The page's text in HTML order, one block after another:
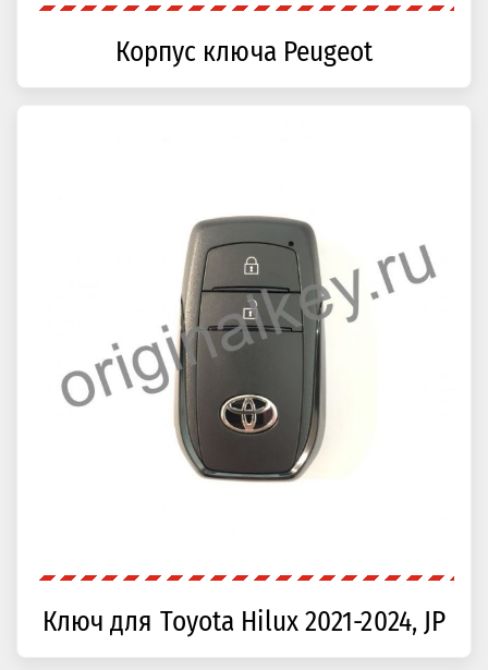
Корпус ключа Peugeot
Ключ для Toyota Hilux 2021-2024, JP